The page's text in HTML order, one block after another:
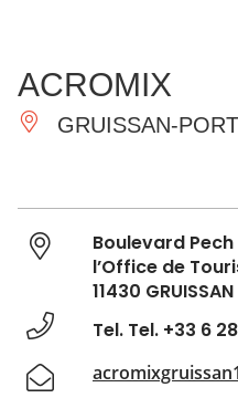
IMPRESCINDIBLES
ACROMIX
GRUISSAN-PORT
Boulevard
l’Office de
11430 GRUISSAN
Tel. Tel. +33 6